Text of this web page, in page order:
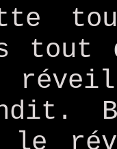
tout
le